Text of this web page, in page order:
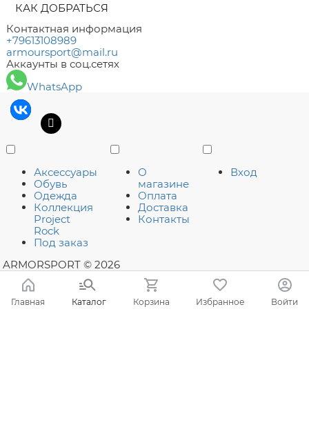
КАК ДОБРАТЬСЯ
Контактная информация
+79613108989
armoursport@mail.ru
Аккаунты в соц.сетях
WhatsApp
Аксессуары
Обувь
Одежда
Коллекция
Project
Rock
Под заказ
О
магазине
Оплата
Доставка
Контакты
Вход
ARMORSPORT © 2026
Главная Каталог Корзина Избранное Войти